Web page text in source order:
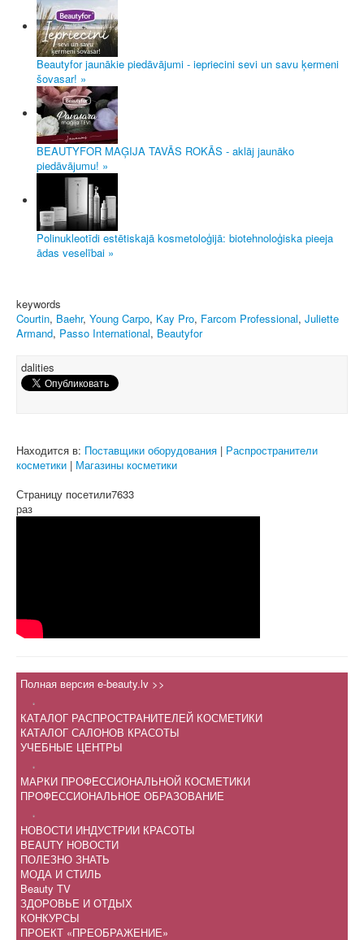
Beautyfor jaunākie piedāvājumi - iepriecini sevi un savu ķermeni
šovasar! »
BEAUTYFOR MAĢIJA TAVĀS ROKĀS - aklāj jaunāko
piedāvājumu! »
Polinukleotīdi estētiskajā kosmetoloģijā: biotehnoloģiska pieeja
ādas veselībai »
keywords
Courtin, Baehr, Young Carpo, Kay Pro, Farcom Professional, Juliette
Armand, Passo International, Beautyfor
dalities
Находится в: Поставщики оборудования | Распространители
косметики | Магазины косметики
Страницу посетили7633
раз
Полная версия e-beauty.lv >>
.
КАТАЛОГ РАСПРОСТРАНИТЕЛЕЙ КОСМЕТИКИ
КАТАЛОГ САЛОНОВ КРАСОТЫ
УЧЕБНЫЕ ЦЕНТРЫ
.
МАРКИ ПРОФЕССИОНАЛЬНОЙ КОСМЕТИКИ
ПРОФЕССИОНАЛЬНОЕ ОБРАЗОВАНИЕ
.
НОВОСТИ ИНДУСТРИИ КРАСОТЫ
BEAUTY НОВОСТИ
ПОЛЕЗНО ЗНАТЬ
МОДА И СТИЛЬ
Beauty TV
ЗДОРОВЬЕ И ОТДЫХ
КОНКУРСЫ
ПРОЕКТ «ПРЕОБРАЖЕНИЕ»